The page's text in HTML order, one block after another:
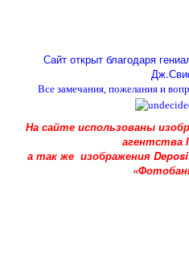
Сайт открыт благодаря
Все замечания, пожелания и
На сайте использованы
агентства
а так же изображения